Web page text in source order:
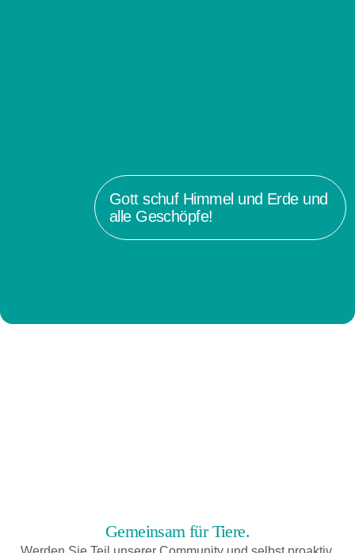
Gott schuf Himmel und Erde und
alle Geschöpfe!
Gemeinsam für Tiere.